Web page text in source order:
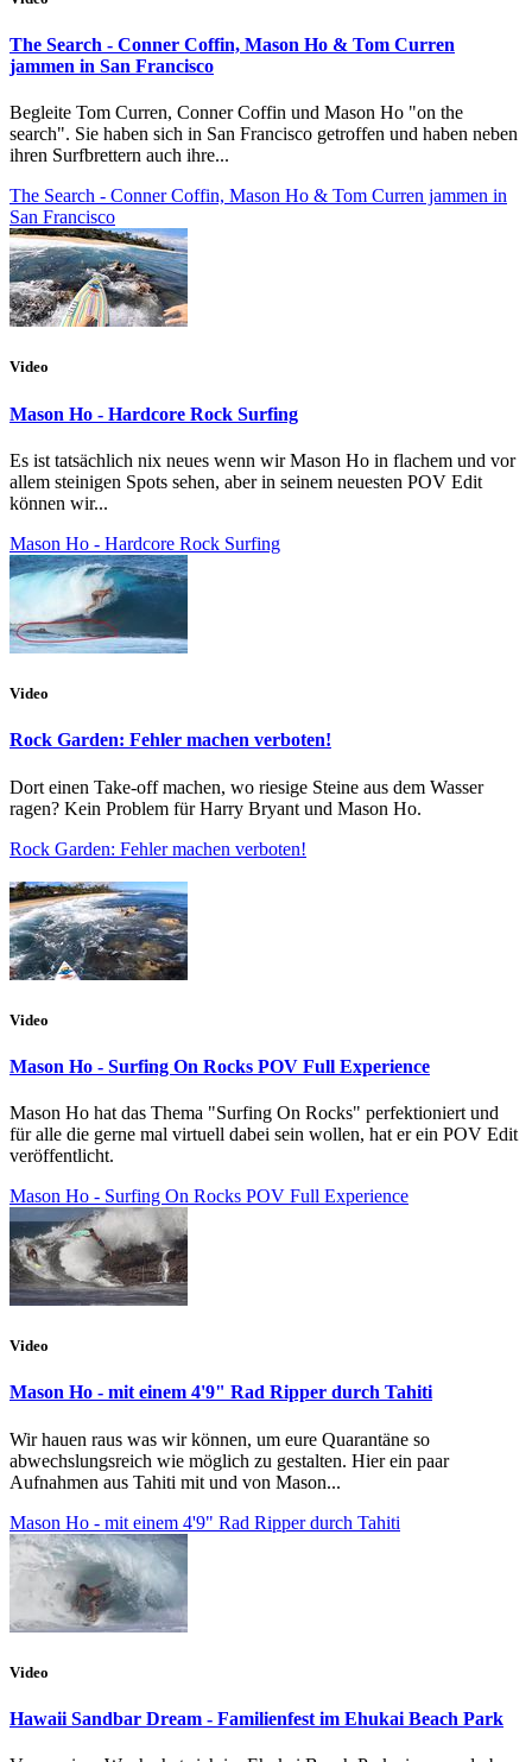
The Search - Conner Coffin, Mason Ho & Tom Curren
jammen in San Francisco
Begleite Tom Curren, Conner Coffin und Mason Ho "on the
search". Sie haben sich in San Francisco getroffen und haben neben
ihren Surfbrettern auch ihre...
The Search - Conner Coffin, Mason Ho & Tom Curren jammen in
San Francisco
Video
Mason Ho - Hardcore Rock Surfing
Es ist tatsächlich nix neues wenn wir Mason Ho in flachem und vor
allem steinigen Spots sehen, aber in seinem neuesten POV Edit
können wir...
Mason Ho - Hardcore Rock Surfing
Video
Rock Garden: Fehler machen verboten!
Dort einen Take-off machen, wo riesige Steine aus dem Wasser
ragen? Kein Problem für Harry Bryant und Mason Ho.
Rock Garden: Fehler machen verboten!
Video
Mason Ho - Surfing On Rocks POV Full Experience
Mason Ho hat das Thema "Surfing On Rocks" perfektioniert und
für alle die gerne mal virtuell dabei sein wollen, hat er ein POV Edit
veröffentlicht.
Mason Ho - Surfing On Rocks POV Full Experience
Video
Mason Ho - mit einem 4'9" Rad Ripper durch Tahiti
Wir hauen raus was wir können, um eure Quarantäne so
abwechslungsreich wie möglich zu gestalten. Hier ein paar
Aufnahmen aus Tahiti mit und von Mason...
Mason Ho - mit einem 4'9" Rad Ripper durch Tahiti
Video
Hawaii Sandbar Dream - Familienfest im Ehukai Beach Park